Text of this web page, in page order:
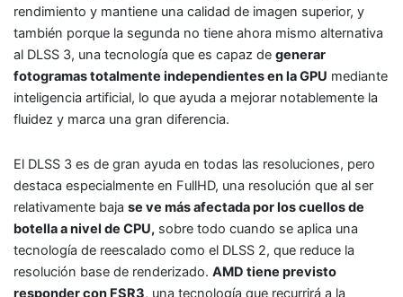
rendimiento y mantiene una calidad de imagen superior, y
también porque la segunda no tiene ahora mismo alternativa
al DLSS 3, una tecnología que es capaz de generar
fotogramas totalmente independientes en la GPU mediante
inteligencia artificial, lo que ayuda a mejorar notablemente la
fluidez y marca una gran diferencia.
El DLSS 3 es de gran ayuda en todas las resoluciones, pero
destaca especialmente en FullHD, una resolución que al ser
relativamente baja se ve más afectada por los cuellos de
botella a nivel de CPU, sobre todo cuando se aplica una
tecnología de reescalado como el DLSS 2, que reduce la
resolución base de renderizado. AMD tiene previsto
responder con FSR3, una tecnología que recurrirá a la